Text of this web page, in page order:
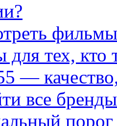
тех, кто
—
все
порог